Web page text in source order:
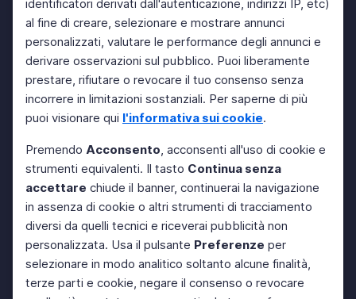
identificatori derivati dall'autenticazione, indirizzi IP, etc)
al fine di creare, selezionare e mostrare annunci
personalizzati, valutare le performance degli annunci e
derivare osservazioni sul pubblico. Puoi liberamente
prestare, rifiutare o revocare il tuo consenso senza
incorrere in limitazioni sostanziali. Per saperne di più
puoi visionare qui l'informativa sui cookie.
Premendo Acconsento, acconsenti all'uso di cookie e
strumenti equivalenti. Il tasto Continua senza
accettare chiude il banner, continuerai la navigazione
in assenza di cookie o altri strumenti di tracciamento
diversi da quelli tecnici e riceverai pubblicità non
personalizzata. Usa il pulsante Preferenze per
selezionare in modo analitico soltanto alcune finalità,
terze parti e cookie, negare il consenso o revocare